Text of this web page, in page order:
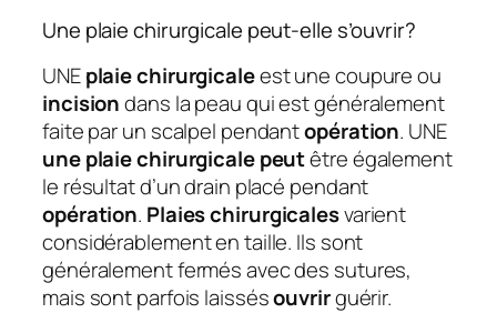
Une plaie chirurgicale peut-elle s’ouvrir?
UNEplaie chirurgicaleest une coupure ou
incisiondans la peau qui est généralement
faite par un scalpel pendantopération. UNE
une plaie chirurgicale peutêtre également
le résultat d’un drain placé pendant
opération. Plaies chirurgicalesvarient
considérablement en taille. Ils sont
généralement fermés avec des sutures,
mais sont parfois laissésouvrirguérir.